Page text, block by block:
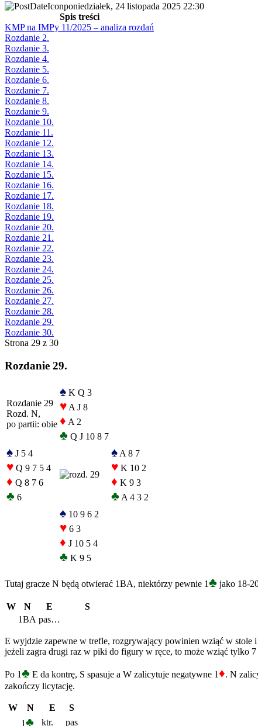
poniedziałek, 24 listopada 2025 22:30
Spis treści
KMP na IMPy 11/2025 – analiza rozdań
Rozdanie 2.
Rozdanie 3.
Rozdanie 4.
Rozdanie 5.
Rozdanie 6.
Rozdanie 7.
Rozdanie 8.
Rozdanie 9.
Rozdanie 10.
Rozdanie 11.
Rozdanie 12.
Rozdanie 13.
Rozdanie 14.
Rozdanie 15.
Rozdanie 16.
Rozdanie 17.
Rozdanie 18.
Rozdanie 19.
Rozdanie 20.
Rozdanie 21.
Rozdanie 22.
Rozdanie 23.
Rozdanie 24.
Rozdanie 25.
Rozdanie 26.
Rozdanie 27.
Rozdanie 28.
Rozdanie 29.
Rozdanie 30.
Strona 29 z 30
Rozdanie 29.
Rozdanie 29
Rozd. N,
po partii: obie
♠ K Q 3
♥ A J 8
♦ A 2
♣ Q J 10 8 7
♠ J 5 4
♥ Q 9 7 5 4
♦ Q 8 7 6
♣ 6
♠ A 8 7
♥ K 10 2
♦ K 9 3
♣ A 4 3 2
♠ 10 9 6 2
♥ 6 3
♦ J 10 5 4
♣ K 9 5
Tutaj gracze N będą otwierać 1BA, niektórzy pewnie 1♣ jako 18-
W N E
S
1BA pas…
E wyjdzie zapewne w trefle, rozgrywający powinien wziąć w stole i
jeżeli zagra drugi raz w piki do figury w ręce, to może wziąć tylko
Po 1♣ E da kontrę, S spasuje a W zalicytuje negatywne 1♦. N
zakończy licytację.
W N E
S
1♣ ktr. pas